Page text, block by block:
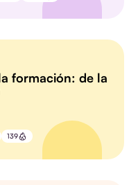
formación: de la
139